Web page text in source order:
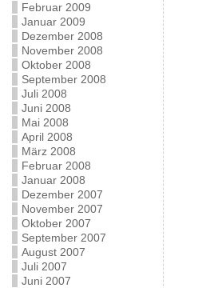
Februar 2009
Januar 2009
Dezember 2008
November 2008
Oktober 2008
September 2008
Juli 2008
Juni 2008
Mai 2008
April 2008
März 2008
Februar 2008
Januar 2008
Dezember 2007
November 2007
Oktober 2007
September 2007
August 2007
Juli 2007
Juni 2007